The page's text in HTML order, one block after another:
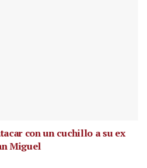
con un cuchillo a su ex
Miguel